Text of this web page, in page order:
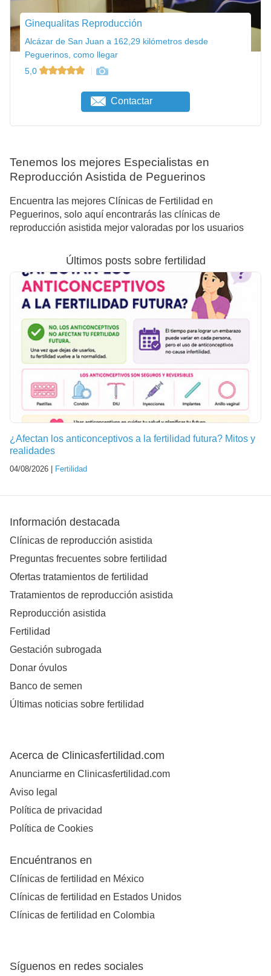
Ginequalitas Reproducción
Alcázar de San Juan a 162,29 kilómetros desde
Peguerinos, como llegar
5,0
Contactar
Tenemos los mejores Especialistas en
Reproducción Asistida de Peguerinos
Encuentra las mejores Clínicas de Fertilidad en
Peguerinos, solo aquí encontrarás las clínicas de
reproducción asistida mejor valoradas por los usuarios
Últimos posts sobre fertilidad
¿Afectan los anticonceptivos a la fertilidad futura? Mitos y
realidades
04/08/2026 | Fertilidad
Información destacada
Clínicas de reproducción asistida
Preguntas frecuentes sobre fertilidad
Ofertas tratamientos de fertilidad
Tratamientos de reproducción asistida
Reproducción asistida
Fertilidad
Gestación subrogada
Donar óvulos
Banco de semen
Últimas noticias sobre fertilidad
Acerca de Clinicasfertilidad.com
Anunciarme en Clinicasfertilidad.com
Aviso legal
Política de privacidad
Política de Cookies
Encuéntranos en
Clínicas de fertilidad en México
Clínicas de fertilidad en Estados Unidos
Clínicas de fertilidad en Colombia
Síguenos en redes sociales